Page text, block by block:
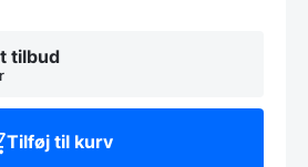
tilbud
Tilføj til kurv